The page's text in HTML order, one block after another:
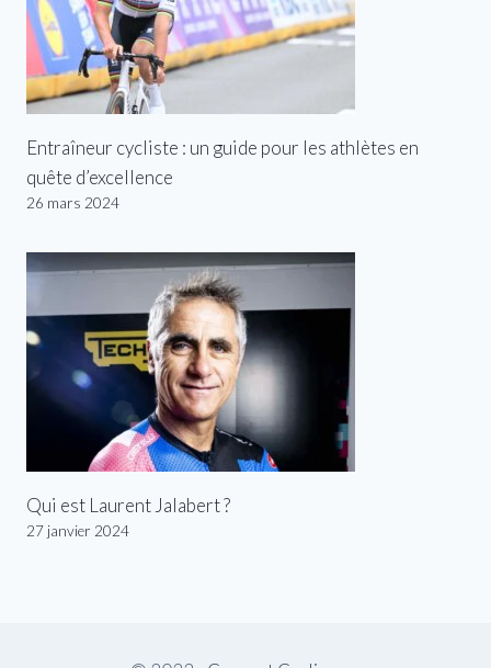
Entraîneur cycliste : un guide pour les athlètes en
quête d’excellence
26 mars 2024
Qui est Laurent Jalabert ?
27 janvier 2024